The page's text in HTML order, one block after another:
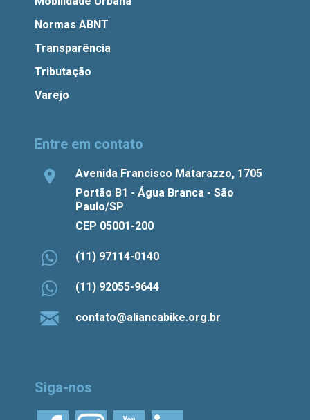
Normas ABNT
Transparência
Tributação
Varejo
Entre em contato
Avenida Francisco Matarazzo, 1705
Portão B1 - Água Branca - São
Paulo/SP
CEP 05001-200
(11) 97114-0140
(11) 92055-9644
contato@aliancabike.org.br
Siga-nos